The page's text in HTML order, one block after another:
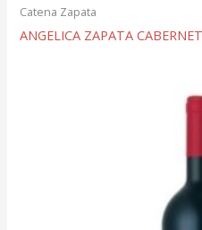
Catena Zapata
ANGELICA ZAPATA